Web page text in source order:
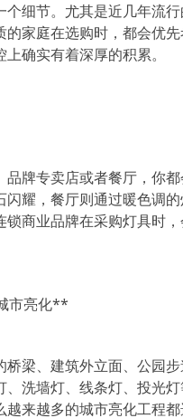
个细节。尤其是近几年流
家庭在选购时，都会优
确实有着深厚的积累。
品牌专卖店或者餐厅，你
闪耀，餐厅则通过暖色调
商业品牌在采购灯具时
市亮化**
桥梁、建筑外立面、公园
洗墙灯、线条灯、投光
来越多的城市亮化工程都